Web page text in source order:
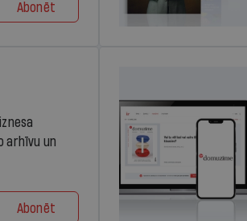
Abonēt
arhīvu un
Abonēt